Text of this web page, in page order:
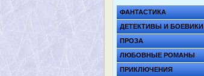
ФАНТАСТИКА
ДЕТЕКТИВЫ И БОЕВИКИ
ПРОЗА
ЛЮБОВНЫЕ РОМАНЫ
ПРИКЛЮЧЕНИЯ